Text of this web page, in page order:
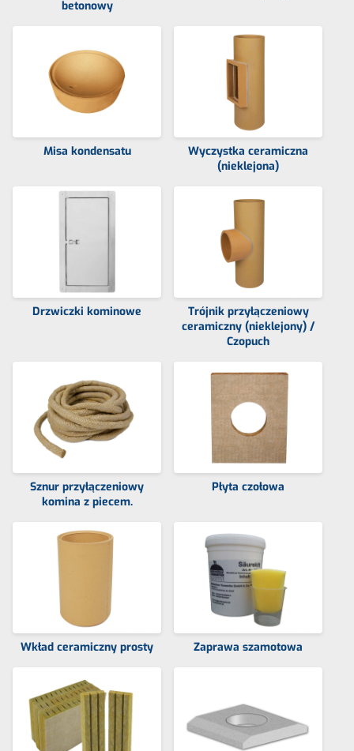
betonowy
Misa kondensatu
Wyczystka ceramiczna
(nieklejona)
Drzwiczki kominowe
Trójnik przyłączeniowy
ceramiczny (nieklejony) /
Czopuch
Sznur przyłączeniowy
komina z piecem.
Płyta czołowa
Wkład ceramiczny prosty Zaprawa szamotowa